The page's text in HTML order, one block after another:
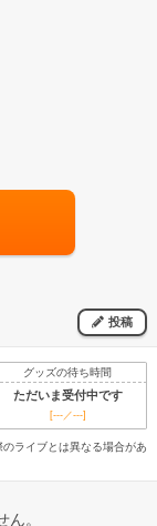
投稿
グッズの待ち時間
ただいま受付中です
[---／---]
ライブとは異なる場合があ
。